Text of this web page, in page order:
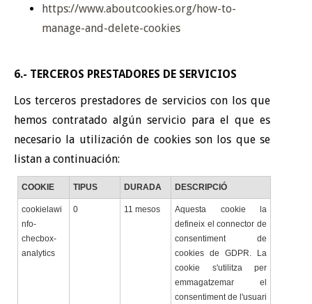
https://www.aboutcookies.org/how-to-
manage-and-delete-cookies
6.- TERCEROS PRESTADORES DE SERVICIOS
Los terceros prestadores de servicios con los que
hemos contratado algún servicio para el que es
necesario la utilización de cookies son los que se
listan a continuación:
COOKIE TIPUS DURADA DESCRIPCIÓ
cookielawi
nfo-
checbox-
analytics
0 11 mesos
Aquesta cookie la
defineix el connector de
consentiment de
cookies de GDPR. La
cookie s'utilitza per
emmagatzemar el
consentiment de l'usuari